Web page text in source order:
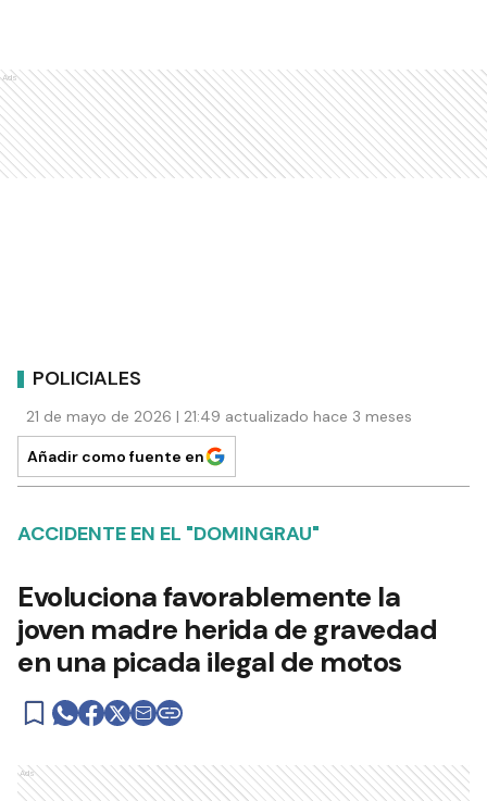
Ads
POLICIALES
21 de mayo de 2026 | 21:49 actualizado hace 3 meses
Añadir como fuente en
ACCIDENTE EN EL "DOMINGRAU"
Evoluciona favorablemente la
joven madre herida de gravedad
en una picada ilegal de motos
Ads